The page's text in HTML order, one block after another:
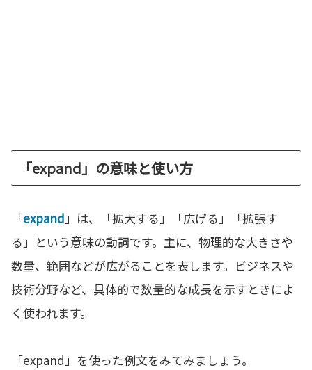
「expand」の意味と使い方
「expand 」は、「拡大する」「広げる」「拡張す
る」という意味の動詞です。主に、物理的な大きさや
数量、範囲などが広がることを表します。ビジネスや
技術分野など、具体的で数量的な成長を示すときによ
く使われます。
「expand」を使った例文をみてみましょう。